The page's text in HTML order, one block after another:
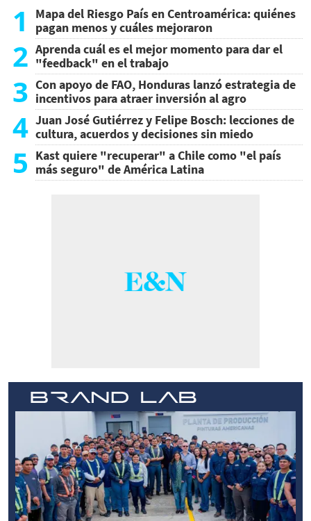
1
Mapa del Riesgo País en Centroamérica: quiénes
pagan menos y cuáles mejoraron
2 Aprenda cuál es el mejor momento para dar el
"feedback" en el trabajo
3 Con apoyo de FAO, Honduras lanzó estrategia de
incentivos para atraer inversión al agro
4 Juan José Gutiérrez y Felipe Bosch: lecciones de
cultura, acuerdos y decisiones sin miedo
5 Kast quiere "recuperar" a Chile como "el país
más seguro" de América Latina